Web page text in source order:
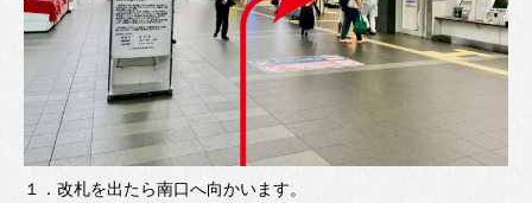
１． 改札を出たら南口へ向かいます。